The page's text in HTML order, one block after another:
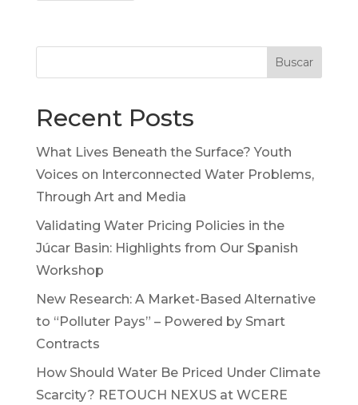
Buscar
Recent Posts
What Lives Beneath the Surface? Youth
Voices on Interconnected Water Problems,
Through Art and Media
Validating Water Pricing Policies in the
Júcar Basin: Highlights from Our Spanish
Workshop
New Research: A Market-Based Alternative
to “Polluter Pays” – Powered by Smart
Contracts
How Should Water Be Priced Under Climate
Scarcity? RETOUCH NEXUS at WCERE